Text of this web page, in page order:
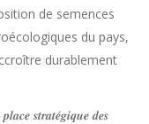
de semences
du pays,
durablement
𝒔𝒕𝒓𝒂𝒕𝒆́𝒈𝒊𝒒𝒖𝒆 𝒅𝒆𝒔